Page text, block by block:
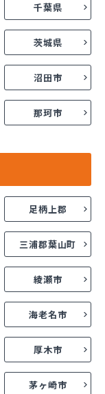
千葉県
茨城県
沼田市
那珂市
足柄上郡
三浦郡葉山町
綾瀬市
海老名市
厚木市
茅ヶ崎市